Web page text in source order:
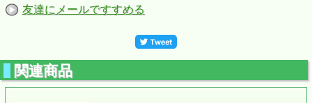
友達にメールですすめる
関連商品